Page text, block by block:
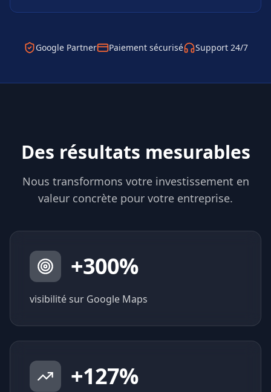
Google Partner Paiement sécurisé Support 24/7
Des résultats mesurables
Nous transformons votre investissement en
valeur concrète pour votre entreprise.
+300%
visibilité sur Google Maps
+127%